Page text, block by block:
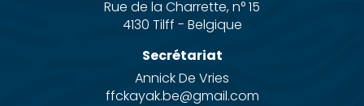
Rue de la Charrette, n° 15
4130 Tilff - Belgique
Secrétariat
Annick De Vries
ffckayak.be@gmail.com